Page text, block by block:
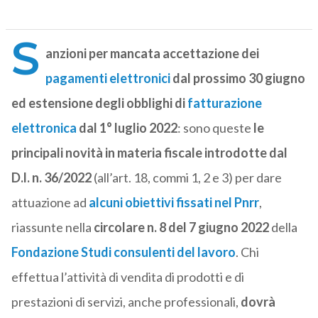
S anzioni per mancata accettazione dei
pagamenti elettronicidal prossimo 30 giugno
ed estensione degli obblighi difatturazione
elettronica dal 1° luglio 2022: sono queste le
principali novità in materia fiscale introdotte dal
D.l. n. 36/2022(all’art. 18, commi 1, 2 e 3) per dare
attuazione ad alcuni obiettivi fissati nel Pnrr,
riassunte nella circolare n. 8 del 7 giugno 2022della
Fondazione Studi consulenti del lavoro. Chi
effettua l’attività di vendita di prodotti e di
prestazioni di servizi, anche professionali, dovrà